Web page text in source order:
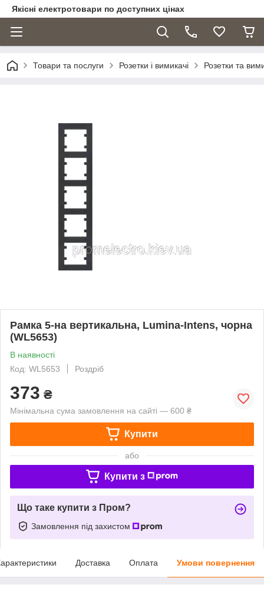
Якісні електротовари по доступних цінах
Товари та послуги Розетки і вимикачі Розетки та
Рамка 5-на вертикальна, Lumina-Intens, чорна
(WL5653)
В наявності
Код: WL5653
Роздріб
373 ₴
Мінімальна сума замовлення на сайті — 600 ₴
Купити
або
Купити з
Що таке купити з Пром?
Замовлення під захистом
Доставка Оплата Умови повернення